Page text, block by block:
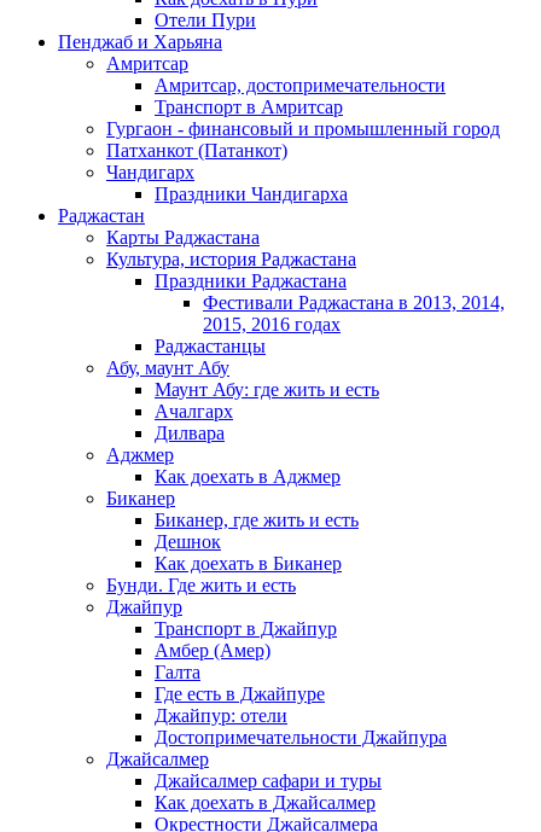
Отели Пури
Пенджаб и Харьяна
Амритсар
Амритсар, достопримечательности
Транспорт в Амритсар
Гургаон - финансовый и промышленный город
Патханкот (Патанкот)
Чандигарх
Праздники Чандигарха
Раджастан
Карты Раджастана
Культура, история Раджастана
Праздники Раджастана
Фестивали Раджастана в 2013, 2014,
2015, 2016 годах
Раджастанцы
Абу, маунт Абу
Маунт Абу: где жить и есть
Ачалгарх
Дилвара
Аджмер
Как доехать в Аджмер
Биканер
Биканер, где жить и есть
Дешнок
Как доехать в Биканер
Бунди. Где жить и есть
Джайпур
Транспорт в Джайпур
Амбер (Амер)
Галта
Где есть в Джайпуре
Джайпур: отели
Достопримечательности Джайпура
Джайсалмер
Джайсалмер сафари и туры
Как доехать в Джайсалмер
Окрестности Джайсалмера